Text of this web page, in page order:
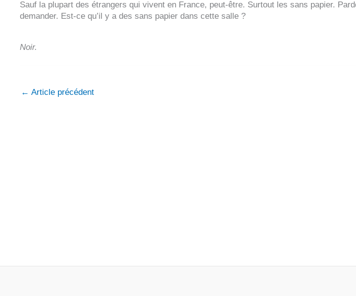
Sauf la plupart des étrangers qui vivent en France, peut-être. Surtout les sans papier.
demander. Est-ce qu’il y a des sans papier dans cette salle ?
Noir.
← Article précédent